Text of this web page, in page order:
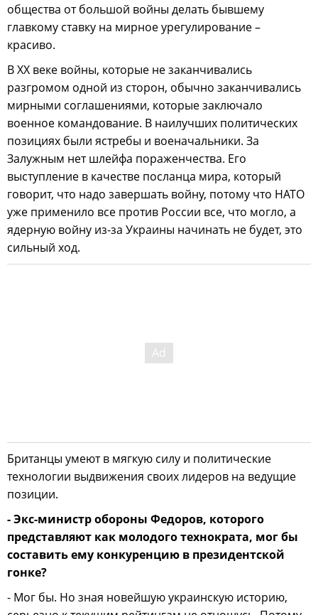
общества от большой войны делать бывшему
главкому ставку на мирное урегулирование –
красиво.
В XX веке войны, которые не заканчивались
разгромом одной из сторон, обычно заканчивались
мирными соглашениями, которые заключало
военное командование. В наилучших политических
позициях были ястребы и военачальники. За
Залужным нет шлейфа пораженчества. Его
выступление в качестве посланца мира, который
говорит, что надо завершать войну, потому что НАТО
уже применило все против России все, что могло, а
ядерную войну из-за Украины начинать не будет, это
сильный ход.
Британцы умеют в мягкую силу и политические
технологии выдвижения своих лидеров на ведущие
позиции.
- Экс-министр обороны Федоров, которого
представляют как молодого технократа, мог бы
составить ему конкуренцию в президентской
гонке?
- Мог бы. Но зная новейшую украинскую историю,